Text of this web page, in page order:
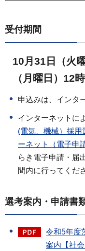
受付期間
10月31日（火
（月曜日）12
申込みは、インタ
インターネットに
(電気、機械）採用
ーネット（電子申
らき電子申請・届
間内に行ってくだ
選考案内・申請書
令和5年度
案内【社